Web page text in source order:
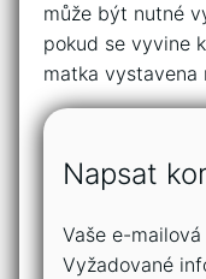
může být nutné
pokud se vyvine
matka vystavena
Napsat
Vaše e-
Vyžadované